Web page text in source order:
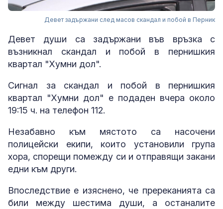
Девет задържани след масов скандал и побой в Перник
Девет души са задържани във връзка с
възникнал скандал и побой в пернишкия
квартал "Хумни дол".
Сигнал за скандал и побой в пернишкия
квартал "Хумни дол" е подаден вчера около
19:15 ч. на телефон 112.
Незабавно към мястото са насочени
полицейски екипи, които установили група
хора, спорещи помежду си и отправящи закани
едни към други.
Впоследствие е изяснено, че пререканията са
били между шестима души, а останалите